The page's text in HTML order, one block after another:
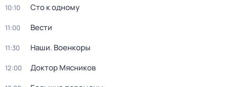
10:10 Сто к одному
11:00 Вести
11:30 Наши. Военкоры
12:00 Доктор Мясников